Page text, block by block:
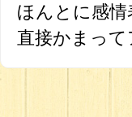
ほんとに感情
直接かまっ